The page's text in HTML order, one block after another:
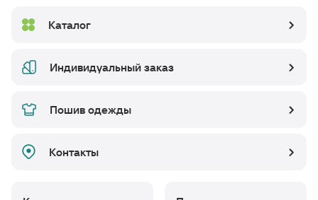
Каталог
Индивидуальный заказ
Пошив одежды
Контакты